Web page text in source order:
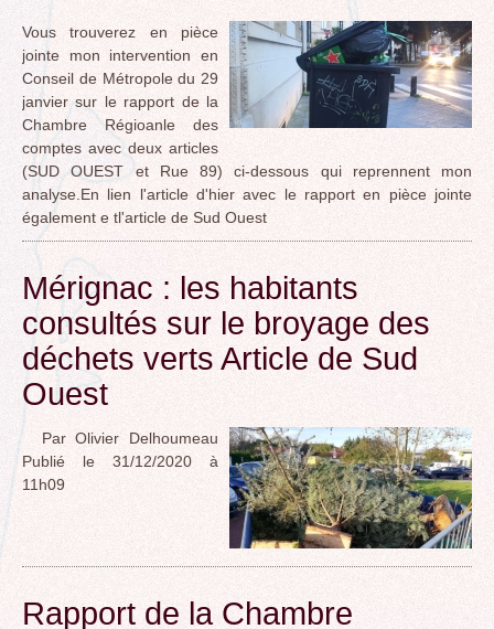
Vous trouverez en pièce
jointe mon intervention en
Conseil de Métropole du 29
janvier sur le rapport de la
Chambre Régioanle des
comptes avec deux articles
(SUD OUEST et Rue 89) ci-dessous qui reprennent mon
analyse.En lien l'article d'hier avec le rapport en pièce jointe
également e tl'article de Sud Ouest
Mérignac : les habitants
consultés sur le broyage des
déchets verts Article de Sud
Ouest
Par Olivier Delhoumeau
Publié le 31/12/2020 à
11h09
Rapport de la Chambre